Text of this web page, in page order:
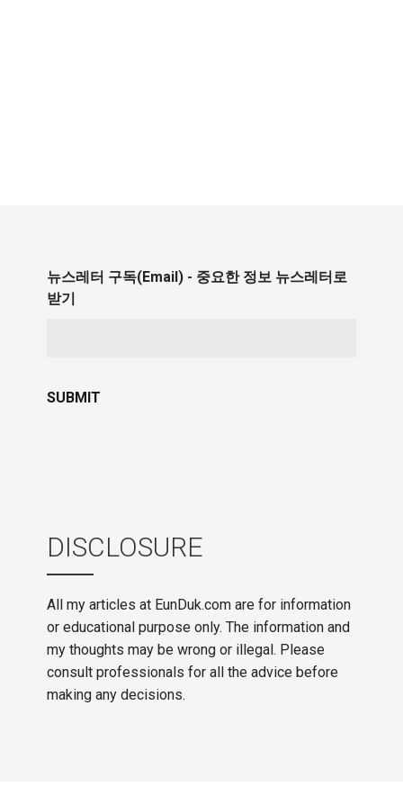
뉴스레터 구독(Email) - 중요한 정보 뉴스레터로
받기
DISCLOSURE
All my articles at EunDuk.com are for information
or educational purpose only. The information and
my thoughts may be wrong or illegal. Please
consult professionals for all the advice before
making any decisions.